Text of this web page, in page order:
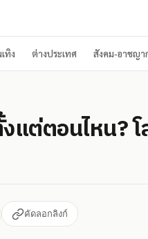
ทิง ต่างประเทศ สังคม-อาชญา
ต่ตอนไหน?
คัดลอกลิงก์